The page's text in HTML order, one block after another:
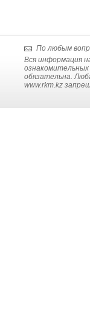
По любым
Вся информация
ознакомительных
обязательна.
www.rkm.kz